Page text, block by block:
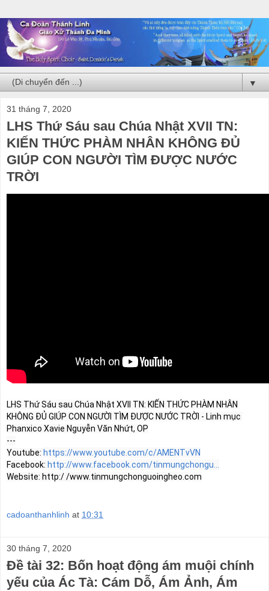
▼
31 tháng 7, 2020
LHS Thứ Sáu sau Chúa Nhật XVII TN:
KIẾN THỨC PHÀM NHÂN KHÔNG ĐỦ
GIÚP CON NGƯỜI TÌM ĐƯỢC NƯỚC
TRỜI
LHS Thứ Sáu sau Chúa Nhật XVII TN: KIẾN THỨC PHÀM NHÂN
KHÔNG ĐỦ GIÚP CON NGƯỜI TÌM ĐƯỢC NƯỚC TRỜI - Linh mục
Phanxico Xavie Nguyễn Văn Nhứt, OP
---
Youtube: https://www.youtube.com/c/AMENTvVN
Facebook: http://www.facebook.com/tinmungchongu...
Website: http:/ /www.tinmungchonguoingheo.com
cadoanthanhlinh at 10:31
30 tháng 7, 2020
Đề tài 32: Bốn hoạt động ám muội chính
yếu của Ác Tà: Cám Dỗ, Ám Ảnh, Ám